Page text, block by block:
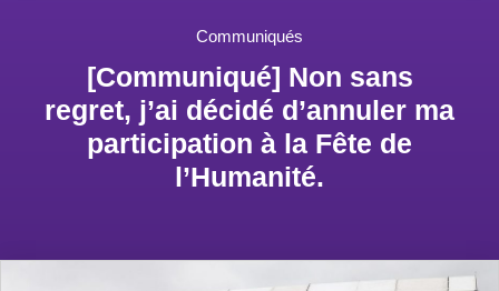
Communiqués
[Communiqué] Non sans
regret, j’ai décidé d’annuler ma
participation à la Fête de
l’Humanité.